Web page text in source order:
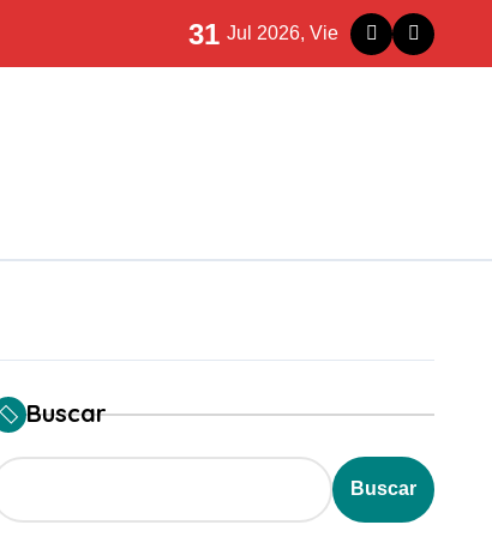
histórica
31 Jul 2026, Vie
Buscar
Buscar